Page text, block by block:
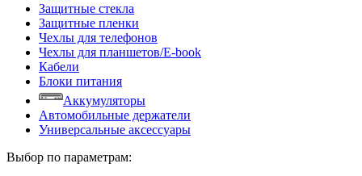
Защитные стекла
Защитные пленки
Чехлы для телефонов
Чехлы для планшетов/E-book
Кабели
Блоки питания
Аккумуляторы
Автомобильные держатели
Универсальные аксессуары
Выбор по параметрам: